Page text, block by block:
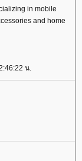
in mobile
and home
น.